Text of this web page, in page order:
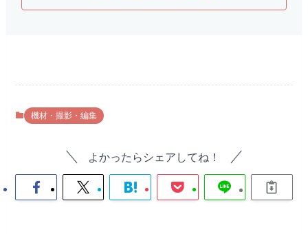
機材・撮影・編集
よかったらシェアしてね！